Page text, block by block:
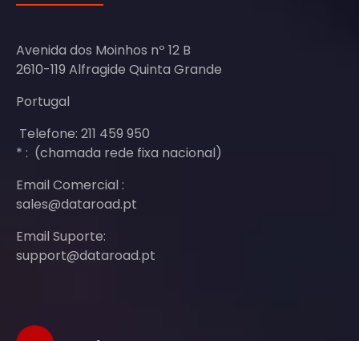
Avenida dos Moinhos nº 12 B
2610-119 Alfragide Quinta Grande
Portugal
Telefone: 211 459 950
* : (chamada rede fixa nacional)
Email Comercial :
sales@dataroad.pt
Email Suporte:
support@dataroad.pt